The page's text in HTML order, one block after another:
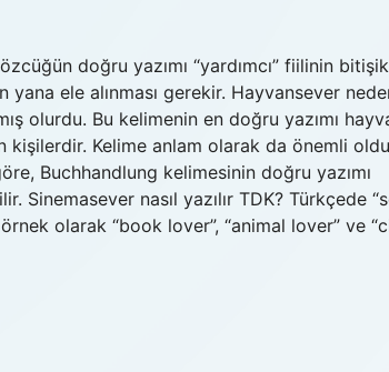
doğru yazımı “yardımcı” fiilinin bitişik
yana ele alınması gerekir. Hayvansever
olurdu. Bu kelimenin en doğru yazımı
kişilerdir. Kelime anlam olarak da önemli
Buchhandlung kelimesinin doğru yazımı
Sinemasever nasıl yazılır TDK? Türkçede
olarak “book lover”, “animal lover” ve